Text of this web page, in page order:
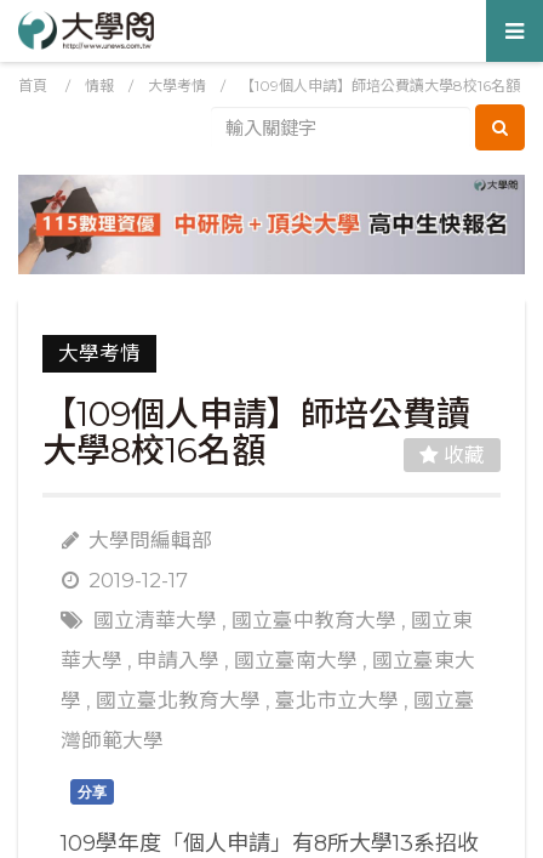
首頁 / 情報 / 大學考情 / 【109個人申請】師培公費讀大學8校16名額
大學考情
【109個人申請】師培公費讀
大學8校16名額
收藏
大學問編輯部
2019-12-17
國立清華大學 , 國立臺中教育大學 , 國立東
華大學 , 申請入學 , 國立臺南大學 , 國立臺東大
學 , 國立臺北教育大學 , 臺北市立大學 , 國立臺
灣師範大學
分享
109學年度「個人申請」有8所大學13系招收